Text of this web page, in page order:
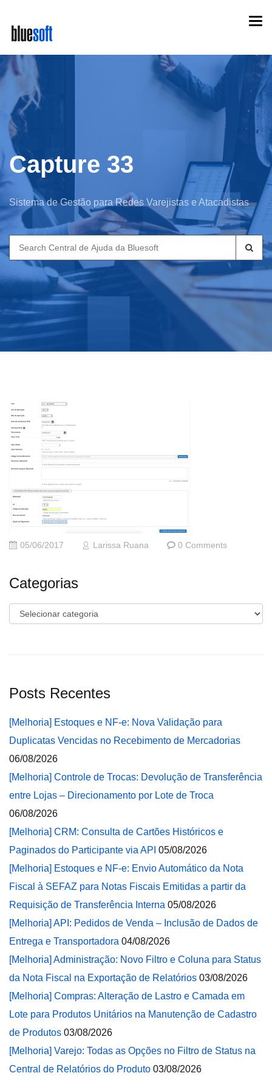
main
content
Capture 33
Sistema de Gestão para Redes Varejistas e Atacadistas
Search
for:
05/06/2017 Larissa Ruana 0 Comments
Categorias
Categorias
Posts Recentes
[Melhoria] Estoques e NF-e: Nova Validação para
Duplicatas Vencidas no Recebimento de Mercadorias
06/08/2026
[Melhoria] Controle de Trocas: Devolução de Transferência
entre Lojas – Direcionamento por Lote de Troca
06/08/2026
[Melhoria] CRM: Consulta de Cartões Históricos e
Paginados do Participante via API 05/08/2026
[Melhoria] Estoques e NF-e: Envio Automático da Nota
Fiscal à SEFAZ para Notas Fiscais Emitidas a partir da
Requisição de Transferência Interna 05/08/2026
[Melhoria] API: Pedidos de Venda – Inclusão de Dados de
Entrega e Transportadora 04/08/2026
[Melhoria] Administração: Novo Filtro e Coluna para Status
da Nota Fiscal na Exportação de Relatórios 03/08/2026
[Melhoria] Compras: Alteração de Lastro e Camada em
Lote para Produtos Unitários na Manutenção de Cadastro
de Produtos 03/08/2026
[Melhoria] Varejo: Todas as Opções no Filtro de Status na
Central de Relatórios do Produto 03/08/2026